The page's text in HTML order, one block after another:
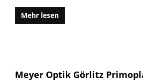
Mehr lesen
Meyer Optik Görlitz